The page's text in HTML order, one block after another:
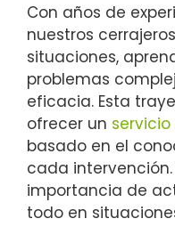
Con años de
nuestros
situaciones,
problemas
eficacia. Esta
ofrecer un
basado en el
cada
importancia de
todo en